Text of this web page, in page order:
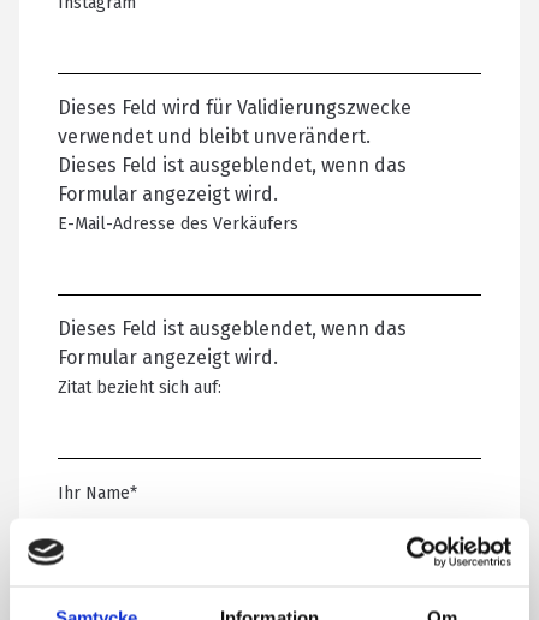
Dieses Feld wird für Validierungszwecke
verwendet und bleibt unverändert.
Dieses Feld ist ausgeblendet, wenn das
Formular angezeigt wird.
E-Mail-Adresse des Verkäufers
Dieses Feld ist ausgeblendet, wenn das
Formular angezeigt wird.
Zitat bezieht sich auf:
Ihr Name*